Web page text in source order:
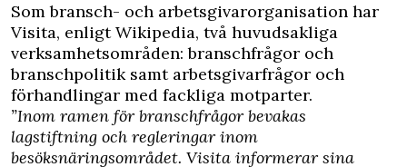
Som bransch- och arbetsgivarorganisation har
Visita, enligt Wikipedia, två huvudsakliga
verksamhetsområden: branschfrågor och
branschpolitik samt arbetsgivarfrågor och
förhandlingar med fackliga motparter.
”Inom ramen för branschfrågor bevakas
lagstiftning och regleringar inom
besöksnäringsområdet. Visita informerar sina